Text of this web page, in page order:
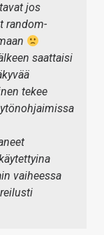
jos
random-
saattaisi
tekee
vaiheessa